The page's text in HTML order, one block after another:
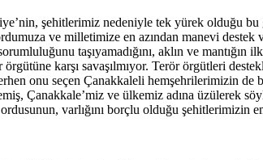
şehitlerimiz nedeniyle tek yürek olduğu
ve milletimize en azından manevi
taşıyamadığını, aklın ve mantığın
karşı savaşılmıyor. Terör örgütleri
onu seçen Çanakkaleli hemşehrilerimizin
Çanakkale’miz ve ülkemiz adına üzülerek
varlığını borçlu olduğu şehitlerimizin